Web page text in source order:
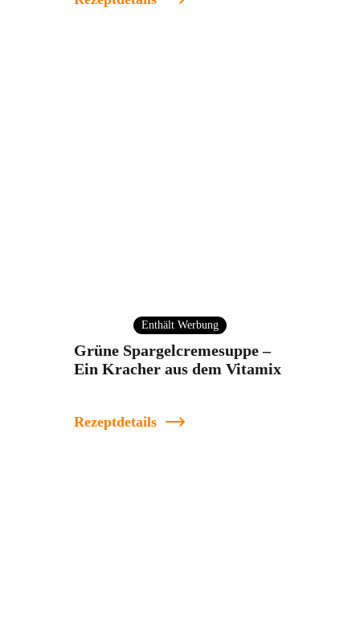
Enthält Werbung
Grüne Spargelcremesuppe –
Ein Kracher aus dem Vitamix
Rezeptdetails